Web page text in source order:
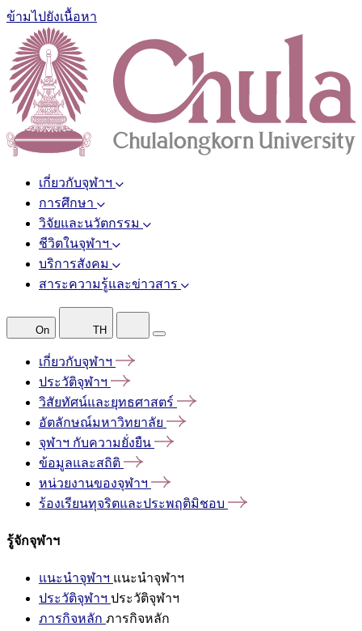
ข้ามไปยังเนื้อหา
เกี่ยวกับจุฬาฯ
การศึกษา
วิจัยและนวัตกรรม
ชีวิตในจุฬาฯ
บริการสังคม
สาระความรู้และข่าวสาร
On TH
เกี่ยวกับจุฬาฯ
ประวัติจุฬาฯ
วิสัยทัศน์และยุทธศาสตร์
อัตลักษณ์มหาวิทยาลัย
จุฬาฯ กับความยั่งยืน
ข้อมูลและสถิติ
หน่วยงานของจุฬาฯ
ร้องเรียนทุจริตและประพฤติมิชอบ
รู้จักจุฬาฯ
แนะนำจุฬาฯ แนะนำจุฬาฯ
ประวัติจุฬาฯ ประวัติจุฬาฯ
ภารกิจหลัก ภารกิจหลัก